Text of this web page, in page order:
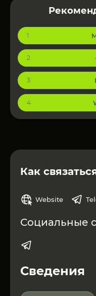
1
2
3
4
Как
Website
Социальные
Сведения